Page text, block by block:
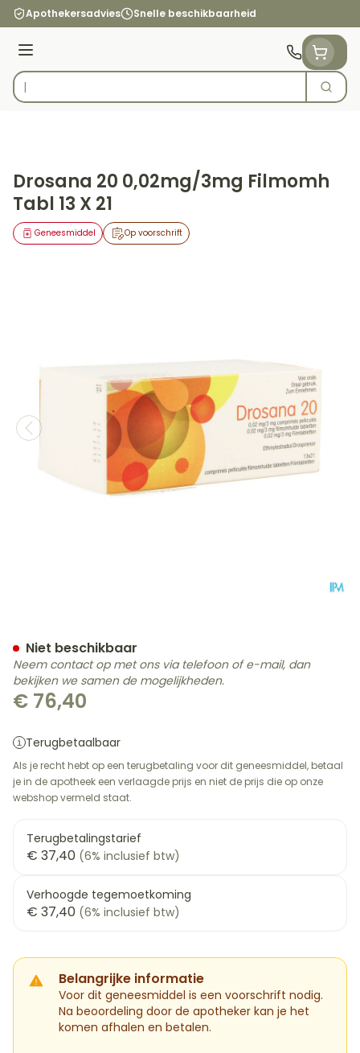
Ga naar de inhoud
Apothekersadvies Snelle beschikbaarheid
Menu
Product, merk, categorie...
Zoek
Drosana 20 0,02mg/3mg Filmomh
Tabl 13 X 21
Op voorschrift
Geneesmiddel
€ 76,40
Terugbetaalbaar
Als je recht hebt op een terugbetaling voor dit geneesmiddel, betaal
je in de apotheek een verlaagde prijs en niet de prijs die op onze
webshop vermeld staat.
Terugbetalingstarief
€ 37,40 (6% inclusief btw)
Verhoogde tegemoetkoming
€ 37,40 (6% inclusief btw)
Belangrijke informatie
Voor dit geneesmiddel is een voorschrift nodig.
Na beoordeling door de apotheker kan je het
komen afhalen en betalen.
Niet beschikbaar
Neem contact op met ons via telefoon of e-mail, dan
bekijken we samen de mogelijkheden.